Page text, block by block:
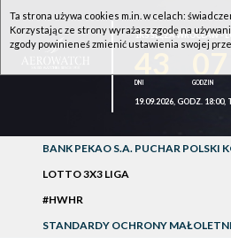
1KS ŚLĘZA WROCŁAW -
19.09.2026, GODZ. 18:00,
BANK PEKAO S.A. PUCHAR POLSKI
LOTTO 3X3 LIGA
#HWHR
STANDARDY OCHRONY
Ta strona używa cookies m.in. w celach:
Korzystając ze strony wyrażasz zgodę na
zgody powinieneś zmienić ustawienia swojej